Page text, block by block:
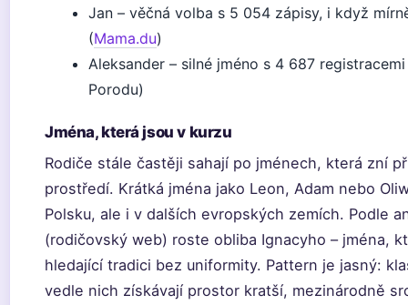
Jan – věčná volba s 5 054 zápisy, i když
(Mama.du)
Aleksander – silné jméno s 4 687
Porodu)
Jména, která jsou v kurzu
Rodiče stále častěji sahají po jménech, která zní
prostředí. Krátká jména jako Leon, Adam nebo
Polsku, ale i v dalších evropských zemích. Podle
(rodičovský web) roste obliba Ignacyho – jména,
hledající tradici bez uniformity. Pattern je jasný:
vedle nich získávají prostor kratší, mezinárodně